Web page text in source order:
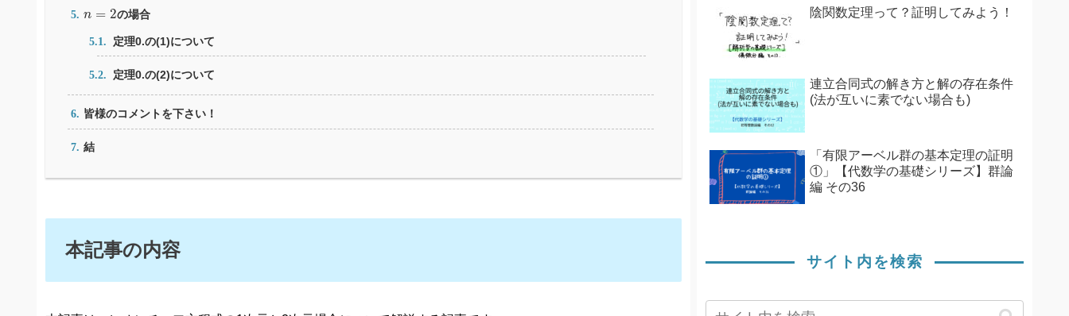
n = 2
n の場合
定理0.の(1)について
定理0.の(2)について
皆様のコメントを下さい！
結
本記事の内容
陰関数定理って？証明してみよう！
連立合同式の解き方と解の存在条件
(法が互いに素でない場合も)
「有限アーベル群の基本定理の証明
①」【代数学の基礎シリーズ】群論
編 その36
サイト内を検索